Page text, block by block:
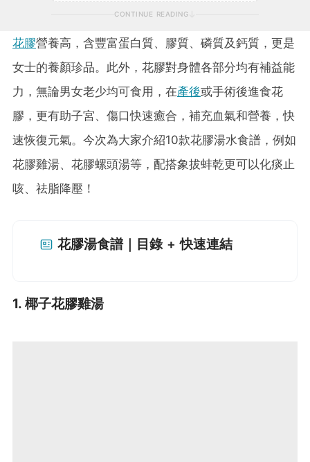
CONTINUE READING
花膠營養高，含豐富蛋白質、膠質、磷質及鈣質，更是
女士的養顏珍品。此外，花膠對身體各部分均有補益能
力，無論男女老少均可食用，在產後或手術後進食花
膠，更有助子宮、傷口快速癒合，補充血氣和營養，快
速恢復元氣。今次為大家介紹10款花膠湯水食譜，例如
花膠雞湯、花膠螺頭湯等，配搭象拔蚌乾更可以化痰止
咳、祛脂降壓！
花膠湯食譜｜目錄 + 快速連結
1. 椰子花膠雞湯